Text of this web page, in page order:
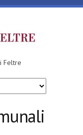
Feltre